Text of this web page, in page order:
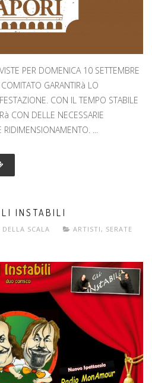
PER DOMENICA 10 SETTEMBRE
GARANTIRà LO
CON IL TEMPO STABILE
CON DELLE NECESSARIE
...
INSTABILI
SCALA ARTISTI , SERATE